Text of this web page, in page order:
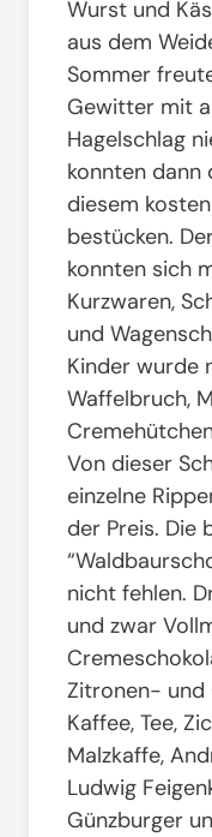
Wurst und
aus dem
Sommer
Gewitter mit
Hagelschlag
konnten
diesem
bestücken.
konnten sich
Kurzwaren,
und
Kinder wurde
Waffelbruch,
Von dieser
einzelne
der Preis. Die
nicht fehlen.
und zwar
Zitronen- und
Kaffee, Tee,
Malzkaffe,
Ludwig
Günzburger